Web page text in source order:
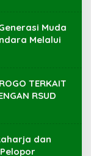
Muda
Melalui
TERKAIT
RSUD
dan